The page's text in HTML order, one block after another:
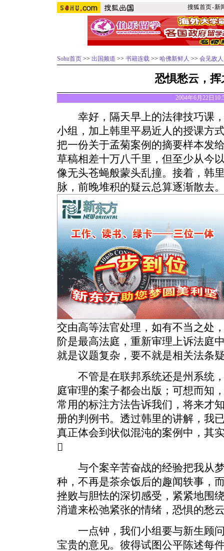
搜狐首页-新
Sohu首页 >> 出国频道 >> 书籍连载 >> 哈佛新鲜人 >> 会见敌人
恐惧愁云，挥
2004年6月22日
幸好，隔天早上的法律技巧课，
小组，加上韩里平易近人的授课方
把一份关于孟菊案例的摘要样本发
草稿相差十万八千里，但至少从今
像无头苍蝇般蒙头乱撞。接着，韩
脉，前晚堆积的疑云总算逐渐散去
交由高等法官处理，如有不当之处
阶是最高法庭，重新审理上诉法庭
就是议题复杂，要不就是相关法条
不管是在联邦系统还是州系统，
庭审理的案子都会出版；可想而知
常用的标注方法告诉我们，将来才
册的判例书。透过韩里的讲解，我
真正体会到状似混沌的案例中，其

与个案辛苦奋战的经验把我从梦
种，不再是茶余饭后的趣闻轶事，
挫败与胆怯的深切感受，紧紧地围
消遣来松弛紧张的情绪，恐惧的愁
一点钟，我们小组要与新生顾问
宝贵的意见。彼得试图公平陈述每